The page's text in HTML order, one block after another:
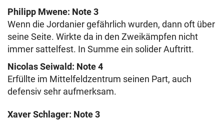
Philipp Mwene: Note 3
Wenn die Jordanier gefährlich wurden, dann oft über
seine Seite. Wirkte da in den Zweikämpfen nicht
immer sattelfest. In Summe ein solider Auftritt.
Nicolas Seiwald: Note 4
Erfüllte im Mittelfeldzentrum seinen Part, auch
defensiv sehr aufmerksam.
Xaver Schlager: Note 3